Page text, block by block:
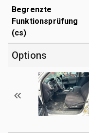
Begrenzte
Funktionsprüfung
(cs)
Options